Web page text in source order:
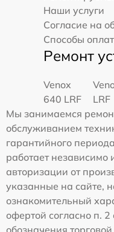
Наши услуги
Согласие на
Способы
Ремонт
Venox
640 LRF
LRF
Мы занимаемся
обслуживанием
гарантийного
работает
авторизации от
указанные на сайте,
ознакомительный
офертой согласно п.
обозначения